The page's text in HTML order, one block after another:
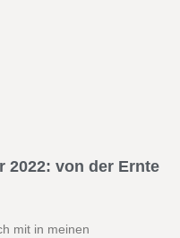
2022: von der Ernte
mit in meinen